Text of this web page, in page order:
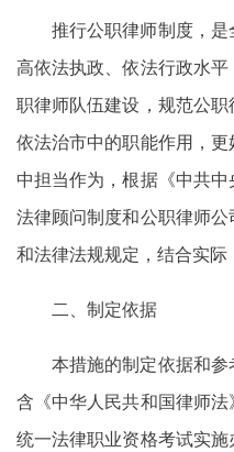
推行公职律师制度，
高依法执政、依法行政水
职律师队伍建设，规范公
依法治市中的职能作用，
中担当作为，根据《中共
法律顾问制度和公职律师
和法律法规规定，结合实际
二、制定依据
本措施的制定依据和
含《中华人民共和国律师
统一法律职业资格考试实